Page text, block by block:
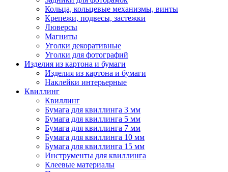
Кольца, кольцевые механизмы, винты
Крепежи, подвесы, застежки
Люверсы
Магниты
Уголки декоративные
Уголки для фотографий
Изделия из картона и бумаги
Изделия из картона и бумаги
Наклейки интерьерные
Квиллинг
Квиллинг
Бумага для квиллинга 3 мм
Бумага для квиллинга 5 мм
Бумага для квиллинга 7 мм
Бумага для квиллинга 10 мм
Бумага для квиллинга 15 мм
Инструменты для квиллинга
Клеевые материалы